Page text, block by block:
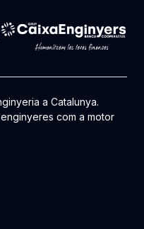
a Catalunya.
com a motor